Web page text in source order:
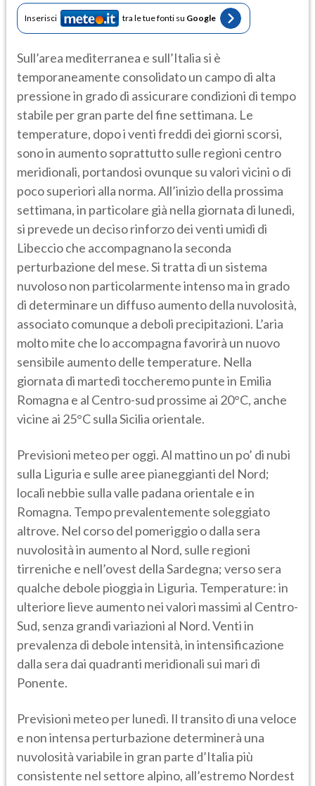
Inserisci tra le tue fonti su Google
Sull’area mediterranea e sull’Italia si è
temporaneamente consolidato un campo di alta
pressione in grado di assicurare condizioni di tempo
stabile per gran parte del fine settimana. Le
temperature, dopo i venti freddi dei giorni scorsi,
sono in aumento soprattutto sulle regioni centro
meridionali, portandosi ovunque su valori vicini o di
poco superiori alla norma. All’inizio della prossima
settimana, in particolare già nella giornata di lunedì,
si prevede un deciso rinforzo dei venti umidi di
Libeccio che accompagnano la seconda
perturbazione del mese. Si tratta di un sistema
nuvoloso non particolarmente intenso ma in grado
di determinare un diffuso aumento della nuvolosità,
associato comunque a deboli precipitazioni. L’aria
molto mite che lo accompagna favorirà un nuovo
sensibile aumento delle temperature. Nella
giornata di martedì toccheremo punte in Emilia
Romagna e al Centro-sud prossime ai 20°C, anche
vicine ai 25°C sulla Sicilia orientale.
Previsioni meteo per oggi. Al mattino un po’ di nubi
sulla Liguria e sulle aree pianeggianti del Nord;
locali nebbie sulla valle padana orientale e in
Romagna. Tempo prevalentemente soleggiato
altrove. Nel corso del pomeriggio o dalla sera
nuvolosità in aumento al Nord, sulle regioni
tirreniche e nell’ovest della Sardegna; verso sera
qualche debole pioggia in Liguria. Temperature: in
ulteriore lieve aumento nei valori massimi al Centro-
Sud, senza grandi variazioni al Nord. Venti in
prevalenza di debole intensità, in intensificazione
dalla sera dai quadranti meridionali sui mari di
Ponente.
Previsioni meteo per lunedì. Il transito di una veloce
e non intensa perturbazione determinerà una
nuvolosità variabile in gran parte d’Italia più
consistente nel settore alpino, all’estremo Nordest